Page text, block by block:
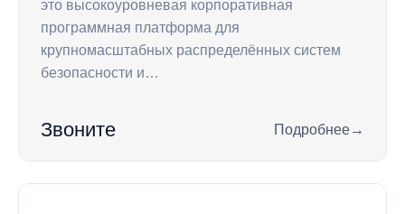
это высокоуровневая корпоративная
программная платформа для
крупномасштабных распределённых систем
безопасности и…
Звоните Подробнее
: SUPER SQLXX
→